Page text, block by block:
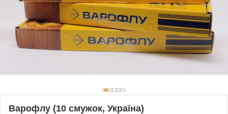
Варофлу (10 смужок, Україна)